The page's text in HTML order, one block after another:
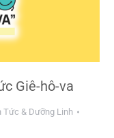
Giê-hô-va
Tức & Dưỡng Linh